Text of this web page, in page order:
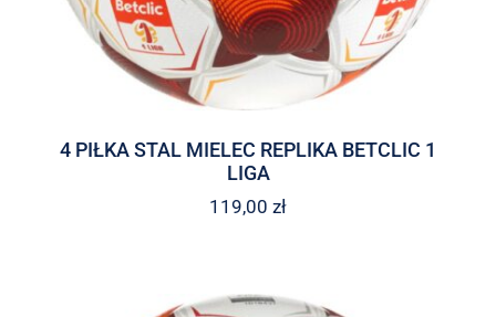
4 PIŁKA STAL MIELEC REPLIKA BETCLIC 1
LIGA
119,00 zł